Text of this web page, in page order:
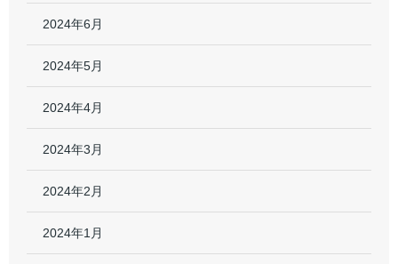
2024年6月
2024年5月
2024年4月
2024年3月
2024年2月
2024年1月